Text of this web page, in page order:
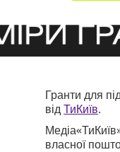
Гранти для
від ТиКиїв.
власної